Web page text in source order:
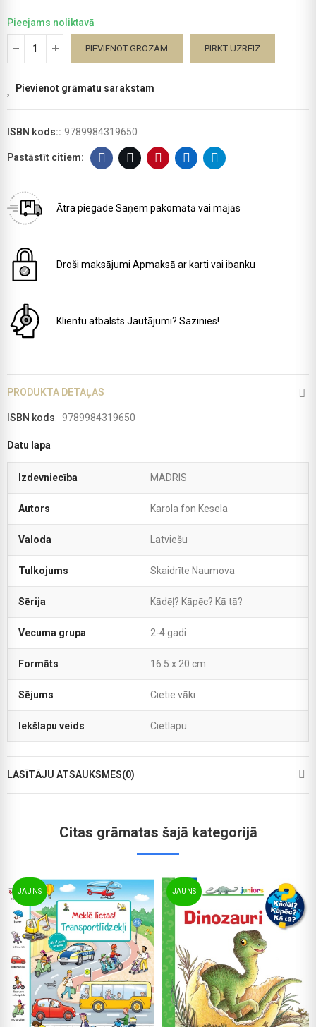
Pieejams noliktavā
PIEVIENOT GROZAM PIRKT UZREIZ
Pievienot grāmatu sarakstam
ISBN kods:: 9789984319650
Ātra piegāde Saņem pakomātā vai mājās
Droši maksājumi Apmaksā ar karti vai ibanku
Klientu atbalsts Jautājumi? Sazinies!
PRODUKTA DETAĻAS
ISBN kods 9789984319650
Datu lapa
Izdevniecība MADRIS
Autors Karola fon Kesela
Valoda Latviešu
Tulkojums Skaidrīte Naumova
Sērija Kādēļ? Kāpēc? Kā tā?
Vecuma grupa 2-4 gadi
Formāts 16.5 x 20 cm
Sējums Cietie vāki
Iekšlapu veids Cietlapu
LASĪTĀJU ATSAUKSMES(0)
Citas grāmatas šajā kategorijā
JAUNS JAUNS